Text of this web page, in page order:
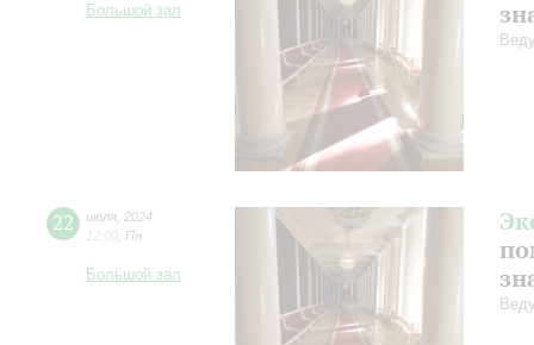
Большой зал
22 июля 2024
12:00 Пн
Большой зал